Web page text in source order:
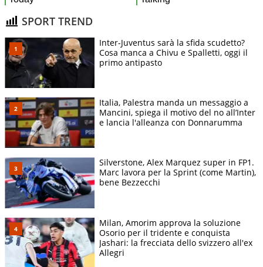
SPORT TREND
Inter-Juventus sarà la sfida scudetto?
Cosa manca a Chivu e Spalletti, oggi il
primo antipasto
Italia, Palestra manda un messaggio a
Mancini, spiega il motivo del no all’Inter
e lancia l'alleanza con Donnarumma
Silverstone, Alex Marquez super in FP1.
Marc lavora per la Sprint (come Martin),
bene Bezzecchi
Milan, Amorim approva la soluzione
Osorio per il tridente e conquista
Jashari: la frecciata dello svizzero all'ex
Allegri